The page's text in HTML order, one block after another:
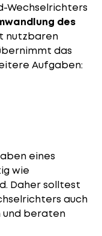
Wechselrichters
des
nutzbaren
das
Aufgaben:
eines
wie
Daher solltest
auch
und beraten